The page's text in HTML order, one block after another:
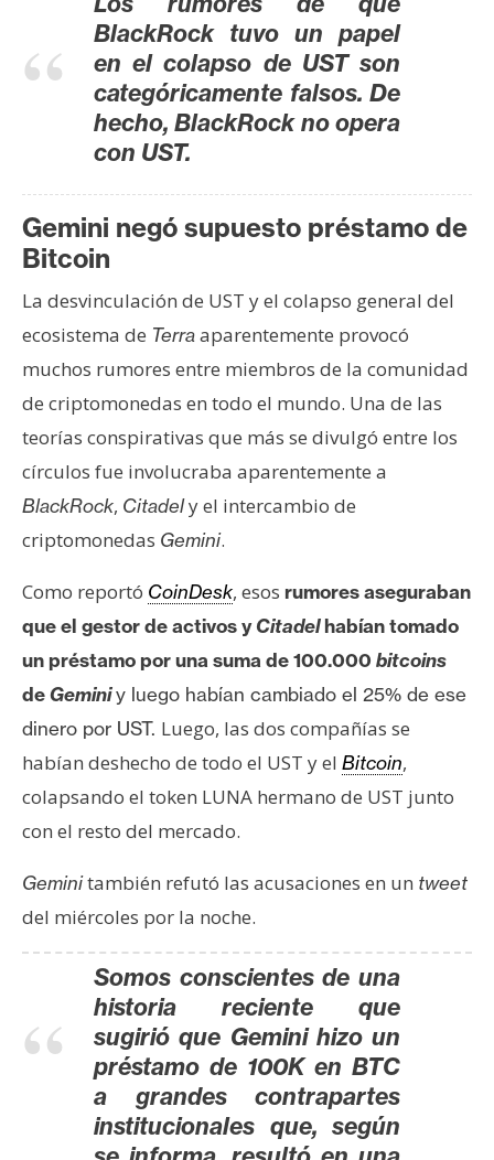
e
m
a
R
c
u
r
s
s
C
o
n
a
c
t
o
P
u
b
l
BlackRock tuvo un papel
en el colapso de UST son
categóricamente falsos. De
hecho, BlackRock no opera
con UST.
Gemini negó supuesto préstamo de
Bitcoin
La desvinculación de UST y el colapso general del
ecosistema de Terraaparentemente provocó
muchos rumores entre miembros de la comunidad
de criptomonedas en todo el mundo. Una de las
teorías conspirativas que más se divulgó entre los
círculos fue involucraba aparentemente a
BlackRock, Citadely el intercambio de
criptomonedas Gemini.
Como reportó CoinDesk, esos rumoresaseguraban
que el gestor de activos yCitadelhabían tomado
un préstamo por una suma de 100.000 bitcoins
deGeminiy luego habían cambiado el 25% de ese
dinero por UST. Luego, las dos compañías se
habían deshecho de todo el UST y el Bitcoin,
colapsando el token LUNA hermano de UST junto
con el resto del mercado.
Geminitambién refutó las acusaciones en un tweet
del miércoles por la noche.
Somos conscientes de una
historia reciente que
sugirió que Gemini hizo un
préstamo de 100K en BTC
a grandes contrapartes
institucionales que, según